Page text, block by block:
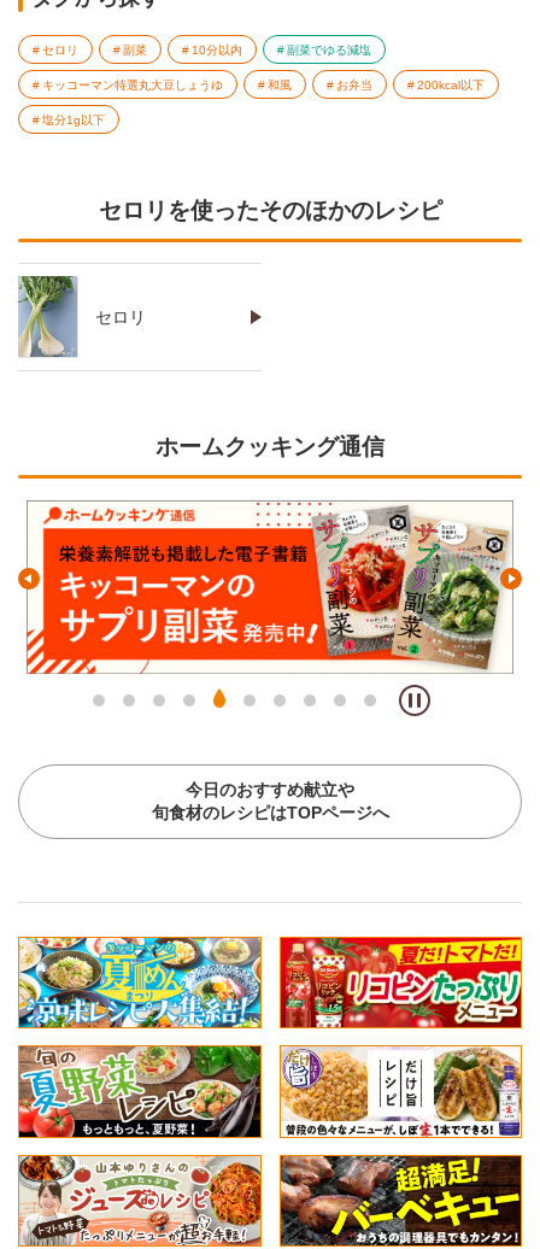
セロリ 副菜 10分以内 副菜でゆる減塩
キッコーマン特選丸大豆しょうゆ 和風 お弁当 200kcal以下
塩分1g以下
セロリを使ったそのほかのレシピ
セロリ
ホームクッキング通信
今日のおすすめ献立や
旬食材のレシピはTOPページへ